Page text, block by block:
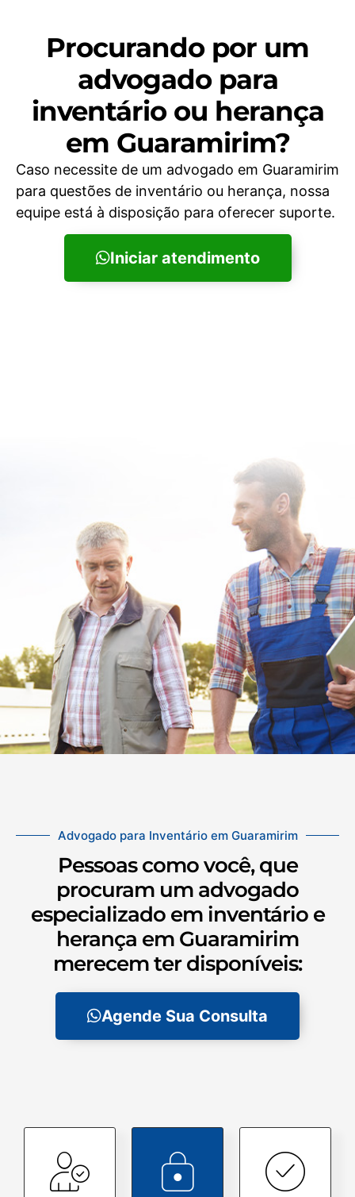
Procurando por um
advogado para
inventário ou herança
em Guaramirim?
Caso necessite de um advogado em Guaramirim
para questões de inventário ou herança, nossa
equipe está à disposição para oferecer suporte.
Iniciar atendimento
Advogado para Inventário em Guaramirim
Pessoas como você, que
procuram um advogado
especializado em inventário e
herança em Guaramirim
merecem ter disponíveis:
Agende Sua Consulta